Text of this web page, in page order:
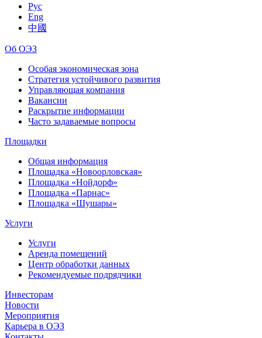
Рус
Eng
中國
Об ОЭЗ
Особая экономическая зона
Стратегия устойчивого развития
Управляющая компания
Вакансии
Раскрытие информации
Часто задаваемые вопросы
Площадки
Общая информация
Площадка «Новоорловская»
Площадка «Нойдорф»
Площадка «Парнас»
Площадка «Шушары»
Услуги
Услуги
Аренда помещений
Центр обработки данных
Рекомендуемые подрядчики
Инвесторам
Новости
Мероприятия
Карьера в ОЭЗ